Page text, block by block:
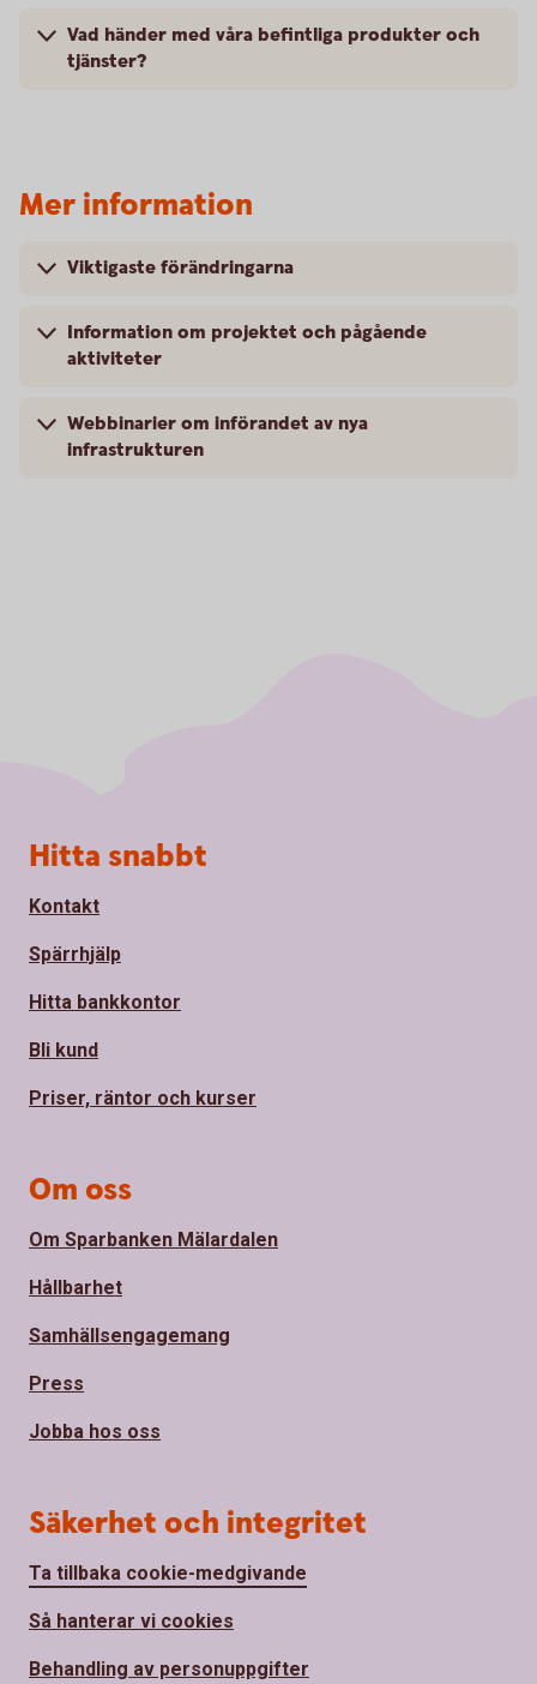
Vad händer med våra befintliga produkter och
tjänster?
Mer information
Viktigaste förändringarna
Information om projektet och pågående
aktiviteter
Webbinarier om införandet av nya
infrastrukturen
Sidfot
Hitta snabbt
Kontakt
Spärrhjälp
Hitta bankkontor
Bli kund
Priser, räntor och kurser
Om oss
Om Sparbanken Mälardalen
Hållbarhet
Samhällsengagemang
Press
Jobba hos oss
Säkerhet och integritet
Ta tillbaka cookie-medgivande
Så hanterar vi cookies
Behandling av personuppgifter